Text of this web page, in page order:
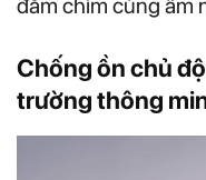
Chống ồn chủ
trường thông